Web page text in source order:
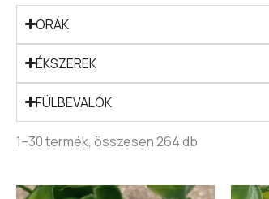
ÓRÁK
ÉKSZEREK
FÜLBEVALÓK
1–30 termék, összesen 264 db